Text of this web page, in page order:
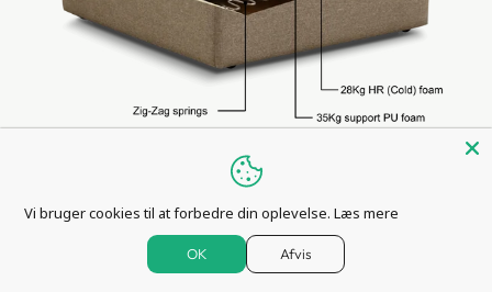
DIMENSIONER:
Vi bruger cookies til at forbedre din oplevelse. Læs mere
OK Afvis